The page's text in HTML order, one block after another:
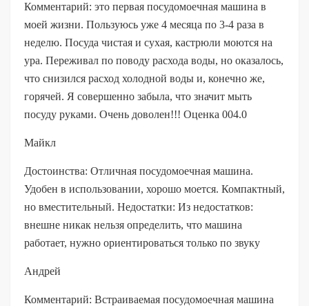
Комментарий: это первая посудомоечная машина в
моей жизни. Пользуюсь уже 4 месяца по 3-4 раза в
неделю. Посуда чистая и сухая, кастрюли моются на
ура. Переживал по поводу расхода воды, но оказалось,
что снизился расход холодной воды и, конечно же,
горячей. Я совершенно забыла, что значит мыть
посуду руками. Очень доволен!!! Оценка 004.0
Майкл
Достоинства: Отличная посудомоечная машина.
Удобен в использовании, хорошо моется. Компактный,
но вместительный. Недостатки: Из недостатков:
внешне никак нельзя определить, что машина
работает, нужно ориентироваться только по звуку
Андрей
Комментарий: Встраиваемая посудомоечная машина